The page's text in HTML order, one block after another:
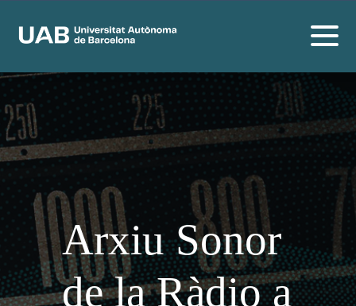
Arxiu Sonor
de la Ràdio a